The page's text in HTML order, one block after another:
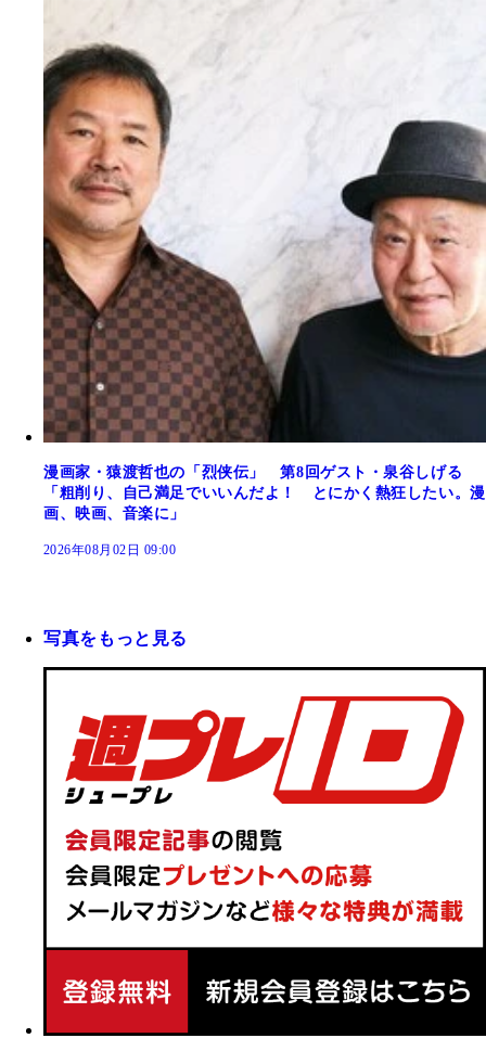
漫画家・猿渡哲也の「烈侠伝」 第8回ゲスト・泉谷しげる
「粗削り、自己満足でいいんだよ！ とにかく熱狂したい。漫
画、映画、音楽に」
2026年08月02日 09:00
写真をもっと見る